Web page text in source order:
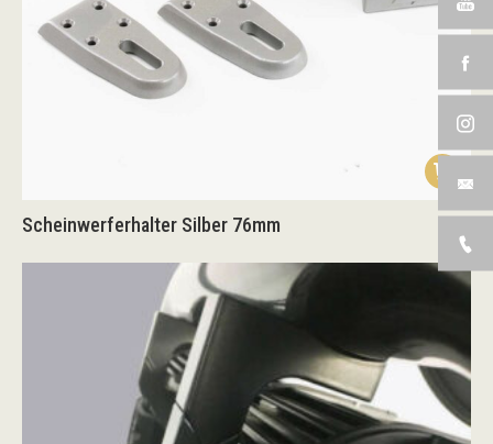
Scheinwerferhalter Silber 76mm